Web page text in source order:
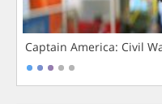
Captain America: Civil